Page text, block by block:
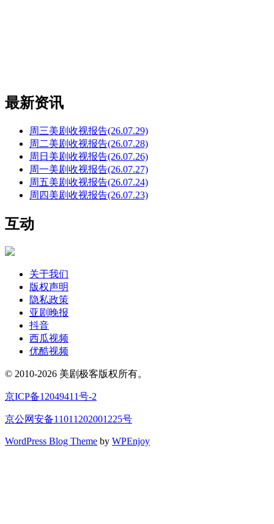
最新资讯
周三美剧收视报告(26.07.29)
周二美剧收视报告(26.07.28)
周日美剧收视报告(26.07.26)
周一美剧收视报告(26.07.27)
周五美剧收视报告(26.07.24)
周四美剧收视报告(26.07.23)
互动
关于我们
版权声明
隐私政策
亚剧晚报
抖音
西瓜视频
优酷视频
© 2010-2026 美剧极客版权所有。
京ICP备12049411号-2
京公网安备11011202001225号
WordPress Blog Theme by WPEnjoy